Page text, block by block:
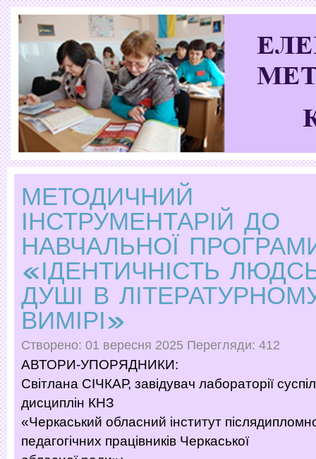
МЕТОДИЧНИЙ
ІНСТРУМЕНТАРІЙ ДО
НАВЧАЛЬНОЇ
«ІДЕНТИЧНІСТЬ
ДУШІ В
ВИМІРІ»
Створено: 01 вересня 2025 Перегляди: 412
АВТОРИ-УПОРЯДНИКИ:
Світлана СІЧКАР, завідувач лабораторії
дисциплін КНЗ
«Черкаський обласний інститут
педагогічних працівників Черкаської